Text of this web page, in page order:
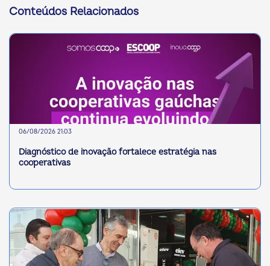
Conteúdos Relacionados
06/08/2026 21:03
Diagnóstico de inovação fortalece estratégia nas
cooperativas